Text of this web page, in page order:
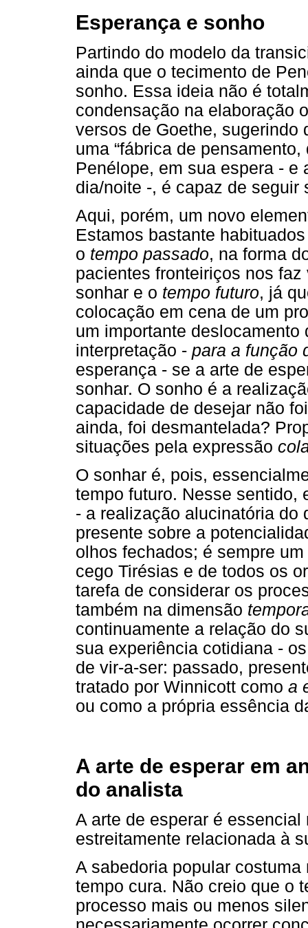
Esperança e sonho
Partindo do modelo da
ainda que o tecimento de
sonho. Essa ideia não é
condensação na elaboração
versos de Goethe, sugerindo
uma “fábrica de
Penélope, em sua espera - e
dia/noite -, é capaz de seguir
Aqui, porém, um novo
Estamos bastante
o tempo passado, na forma
pacientes fronteiriços nos
sonhar e o tempo futuro, já
colocação em cena de um
um importante
interpretação - para a função
esperança - se a arte de
sonhar. O sonho é a
capacidade de desejar não
ainda, foi desmantelada?
situações pela expressão
O sonhar é, pois,
tempo futuro. Nesse sentido,
- a realização alucinatória do
presente sobre a
olhos fechados; é sempre
cego Tirésias e de todos os
tarefa de considerar os
também na dimensão
continuamente a relação do
sua experiência cotidiana -
de vir-a-ser: passado,
tratado por Winnicott como a
ou como a própria essência
A arte de esperar em
do analista
A arte de esperar é
estreitamente relacionada à
A sabedoria popular
tempo cura. Não creio que o
processo mais ou menos